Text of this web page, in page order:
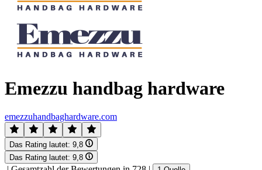
Emezzu handbag hardware
emezzuhandbaghardware.com
Das Rating lautet: 9,8
Das Rating lautet: 9,8